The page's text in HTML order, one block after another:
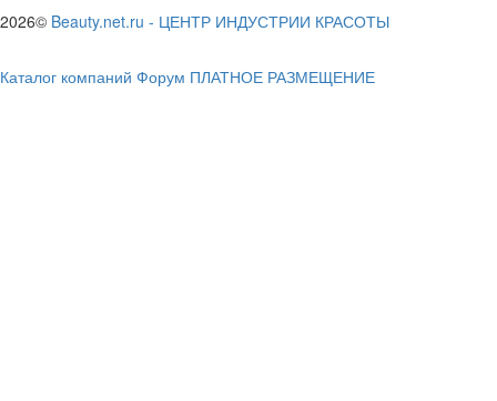
2026© Beauty.net.ru - ЦЕНТР ИНДУСТРИИ КРАСОТЫ
Каталог компаний Форум ПЛАТНОЕ РАЗМЕЩЕНИЕ